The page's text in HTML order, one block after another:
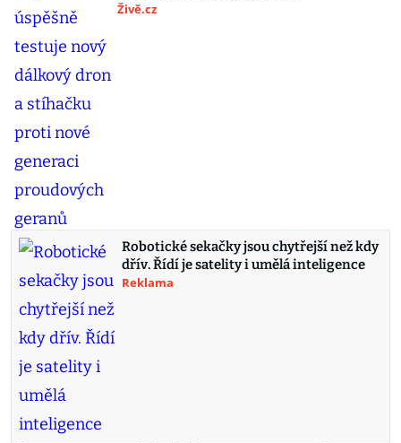
Živě.cz
Robotické sekačky jsou chytřejší než kdy
dřív. Řídí je satelity i umělá inteligence
Reklama